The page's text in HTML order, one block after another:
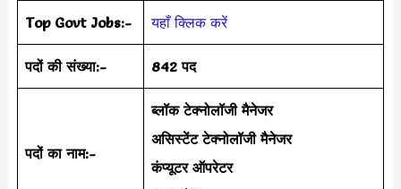
Top Govt Jobs:- यहाँ क्लिक करें
पदों की संख्या:- 842 पद
पदों का नाम:-
ब्लॉक टेक्नोलॉजी मैनेजर
असिस्टेंट टेक्नोलॉजी मैनेजर
कंप्यूटर ऑपरेटर